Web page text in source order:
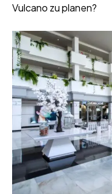
Vulcano zu planen?